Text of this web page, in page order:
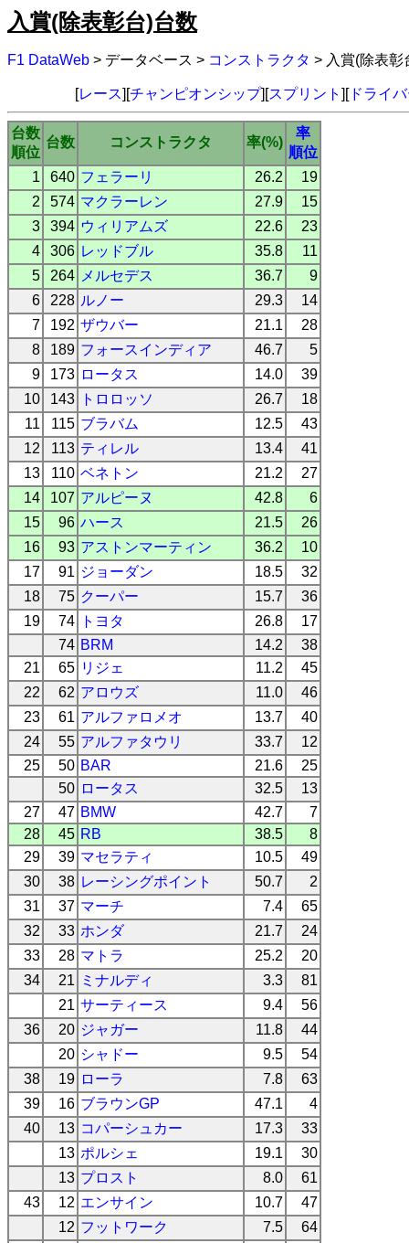
入賞(除表彰台)台数
F1 DataWeb > データベース > コンストラクタ > 入賞(除表彰
[レース][チャンピオンシップ][スプリント ][ドライ
台数
順位
台数 コンストラクタ 率(%)
率
順位
1
640 フェラーリ 26.2
19
2
574 マクラーレン 27.9
15
3
394 ウィリアムズ 22.6
23
4
306 レッドブル 35.8
11
5
264 メルセデス 36.7
9
6
228 ルノー 29.3
14
7
192 ザウバー 21.1
28
8
189 フォースインディア 46.7
5
9
173 ロータス 14.0
39
10
143 トロロッソ 26.7
18
11
115 ブラバム 12.5
43
12
113 ティレル 13.4
41
13
110 ベネトン 21.2
27
14
107 アルピーヌ 42.8
6
15
96 ハース 21.5
26
16
93 アストンマーティン 36.2
10
17
91 ジョーダン 18.5
32
18
75 クーパー 15.7
36
19
74 トヨタ 26.8
17
74 BRM 14.2
38
21
65 リジェ 11.2
45
22
62 アロウズ 11.0
46
23
61 アルファロメオ 13.7
40
24
55 アルファタウリ 33.7
12
25
50 BAR 21.6
25
50 ロータス 32.5
13
27
47 BMW 42.7
7
28
45 RB 38.5
8
29
39 マセラティ 10.5
49
30
38 レーシングポイント 50.7
2
31
37 マーチ 7.4
65
32
33 ホンダ 21.7
24
33
28 マトラ 25.2
20
34
21 ミナルディ 3.3
81
21 サーティース 9.4
56
36
20 ジャガー 11.8
44
20 シャドー 9.5
54
38
19 ローラ 7.8
63
39
16 ブラウンGP 47.1
4
40
13 コパーシュカー 17.3
33
13 ポルシェ 19.1
30
13 プロスト 8.0
61
43
12 エンサイン 10.7
47
12 フットワーク 7.5
64